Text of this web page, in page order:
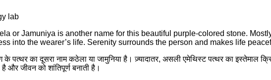
lab
or Jamuniya is another name for this beautiful purple-colored stone.
into the wearer’s life. Serenity surrounds the person and makes life
पत्थर का दूसरा नाम कठेला या जामुनिया है। ज़्यादातर, असली एमेथिस्ट पत्थर का इस्तेमाल
और जीवन को शांतिपूर्ण बनाती है।